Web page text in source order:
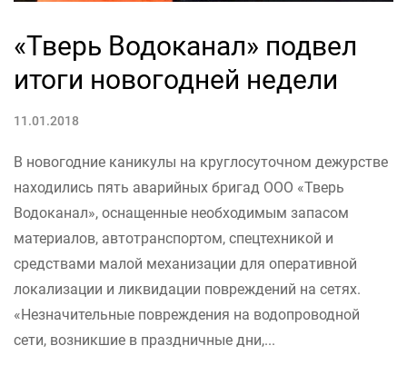
«Тверь Водоканал» подвел
итоги новогодней недели
11.01.2018
В новогодние каникулы на круглосуточном дежурстве
находились пять аварийных бригад ООО «Тверь
Водоканал», оснащенные необходимым запасом
материалов, автотранспортом, спецтехникой и
средствами малой механизации для оперативной
локализации и ликвидации повреждений на сетях.
«Незначительные повреждения на водопроводной
сети, возникшие в праздничные дни,...